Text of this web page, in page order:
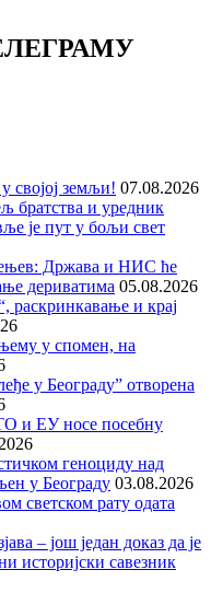
својој земљи! 07.08.2026
братства и уредник
је пут у бољи свет
Држава и НИС ће
дериватима 05.08.2026
и крај
у спомен, на
у Београду” отворена
и ЕУ носе посебну
геноциду над
у Београду 03.08.2026
светском рату одата
– још један доказ да је
историјски савезник